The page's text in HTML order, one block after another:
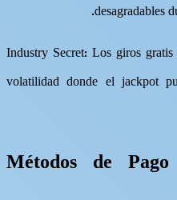
desagradables
Industry Secret: Los giros
volatilidad donde el jackpot
Métodos de